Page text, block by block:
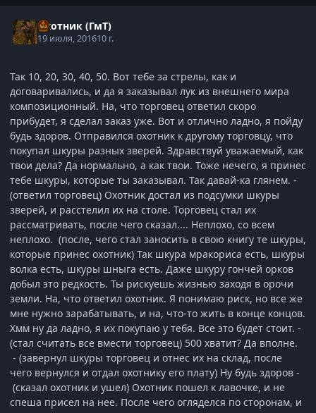
Охотник (ГмТ)
19 июля, 201610 г.
Так 10, 20, 30, 40, 50. Вот тебе за стрелы, как и
договаривались, и да я заказывал лук из внешнего мира
композиционный. На, что торговец ответил скоро
прибудет, я сделал заказ уже. Вот и отлично ладно, я пойду
будь здоров. Отправился охотник к другому торговцу, что
покупал шкуры разных зверей. Здравствуй уважаемый, как
твои дела? Да нормально, а как твои. Тоже нечего, я принес
тебе шкуры, которые ты заказывал. Так давай-ка глянем. -
(ответил торговец) Охотник достал из подсумки шкуры
зверей, и расстелил их на столе. Торговец стал их
рассматривать, после чего сказал.... Неплохо, со всем
неплохо. (после, чего стал заносить в свою книгу те шкуры,
которые принес охотник) Так шкура мракориса есть, шкуры
волка есть, шкуры шныга есть. Даже шкуру гончей орков
добыл это редкость. Ты рискуешь жизнью заходя в орочи
земли. На, что ответил охотник. Я понимаю риск, но все же
мне нужно зарабатывать, и на, что-то жить в конце концов.
Хмм ну да ладно, я их покупаю у тебя. Все это будет стоит. -
(стал считать все вмести торговец) 500 хватит? Да вполне.
- (завернул шкуры торговец и отнес их на склад, после
чего вернулся и отдал охотнику его плату) Ну будь здоров -
(сказал охотник и ушел) Охотник пошел к лавочке, и не
спеша присел на нее. После чего огляделся по сторонам, и